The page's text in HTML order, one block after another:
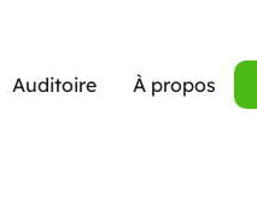
Auditoire À propos